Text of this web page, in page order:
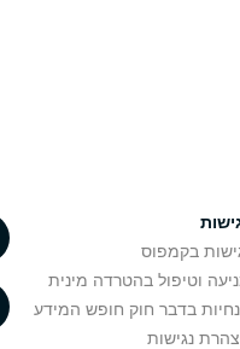
בקמפוס
וטיפול בהטרדה מינית
בדבר חוק חופש המידע
נגישות